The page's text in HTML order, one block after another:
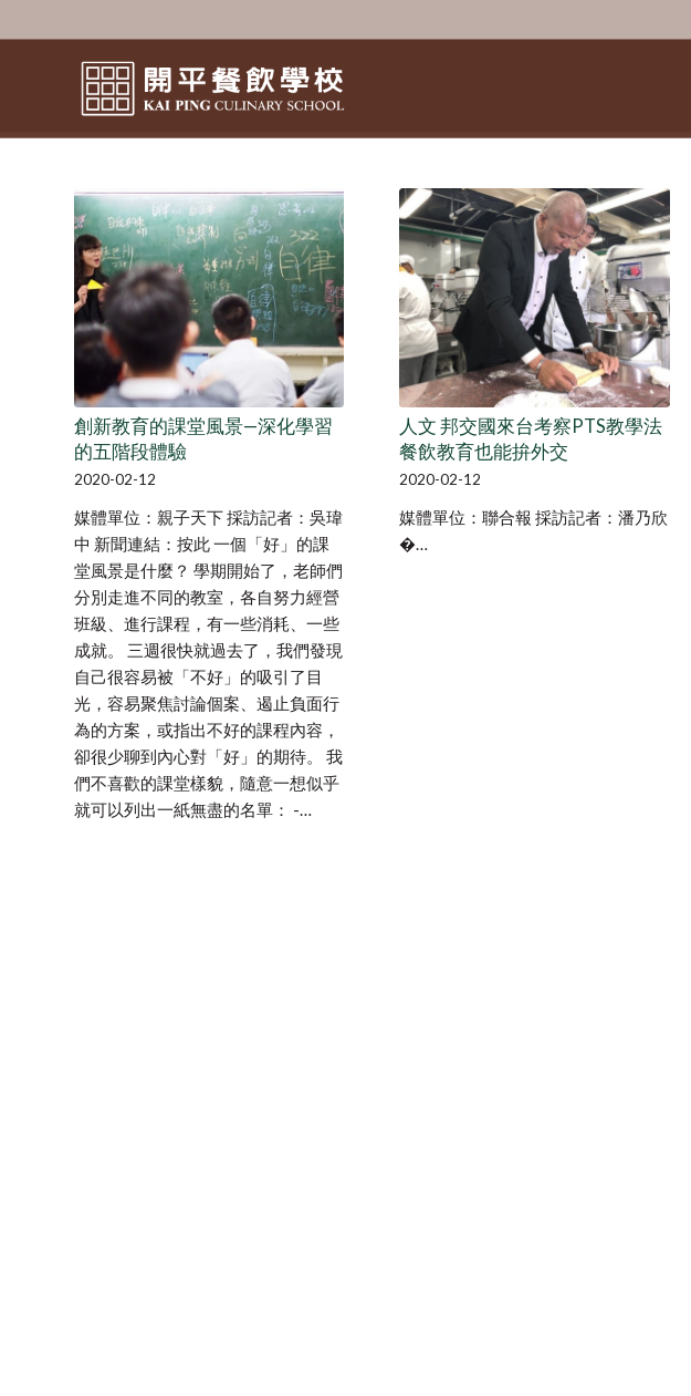
創新教育的課堂風景—深化學習
的五階段體驗
2020-02-12
媒體單位：親子天下 採訪記者：吳瑋
中 新聞連結：按此 一個「好」的課
堂風景是什麼？ 學期開始了，老師們
分別走進不同的教室，各自努力經營
班級、進行課程，有一些消耗、一些
成就。 三週很快就過去了，我們發現
自己很容易被「不好」的吸引了目
光，容易聚焦討論個案、遏止負面行
為的方案，或指出不好的課程內容，
卻很少聊到內心對「好」的期待。 我
們不喜歡的課堂樣貌，隨意一想似乎
就可以列出一紙無盡的名單： -…
人文 邦交國來台考察PTS教學法
餐飲教育也能拚外交
2020-02-12
媒體單位：聯合報 採訪記者：潘乃欣
�…